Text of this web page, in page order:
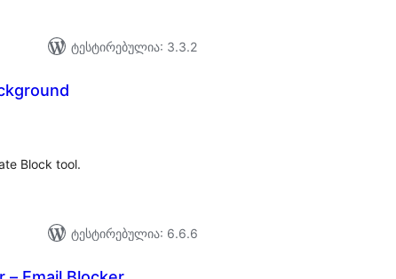
ტესტირებულია: 3.3.2
Block tool.
ტესტირებულია: 6.6.6